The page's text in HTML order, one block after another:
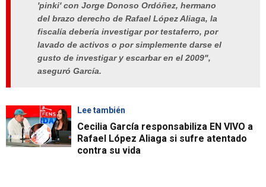
'pinki' con Jorge Donoso Ordóñez, hermano
del brazo derecho de Rafael López Aliaga, la
fiscalía debería investigar por testaferro, por
lavado de activos o por simplemente darse el
gusto de investigar y escarbar en el 2009",
aseguró García.
Lee también
Cecilia García responsabiliza EN VIVO a
Rafael López Aliaga si sufre atentado
contra su vida